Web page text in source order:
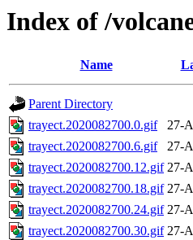
Index of /
Name
Parent Directory
trayect.2020082700.0.gif
27-
trayect.2020082700.6.gif
27-
trayect.2020082700.12.gif 27-
trayect.2020082700.18.gif 27-
trayect.2020082700.24.gif 27-
trayect.2020082700.30.gif 27-